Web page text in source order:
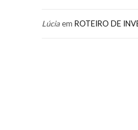
Lúciaem ROTEIRO DE